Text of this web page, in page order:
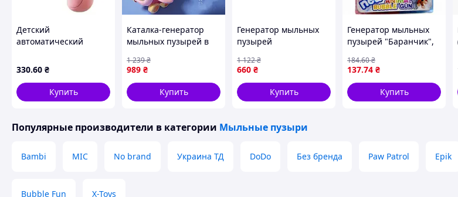
Детский
автоматический
мыльных пузырей
Bubble Blaster AND
636-73 • Игрушка
Bubble Gun для улицы,
330.60 ₴
Купить
Каталка-генератор
мыльных пузырей в
детская игрушка с
зайчиком, музыка и
подсветка для детей
от 2 лет, розовая
989 ₴
1 239₴
Купить
Генератор мыльных
пузырей
емкостью 115 мл для
детей желтый Gatling
FK-15196
660 ₴
1 122₴
Купить
Генератор мыльных
пузырей "Баранчик",
подсветка
137.74 ₴
184.60₴
Купить
Популярные производители в категории Мыльные пузыри
Bambi MIC No brand Украина ТД DoDo Без бренда Paw Patrol Epik
Bubble Fun X-Toys